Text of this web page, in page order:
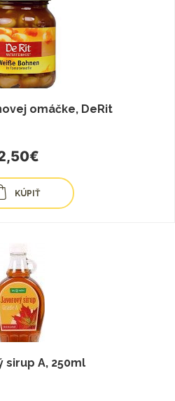
omáčke, DeRit
KÚPIŤ
sirup A, 250ml